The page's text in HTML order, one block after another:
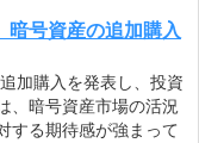
暗号資産の追加購入
加購入を発表し、投資
、暗号資産市場の活況
する期待感が強まって